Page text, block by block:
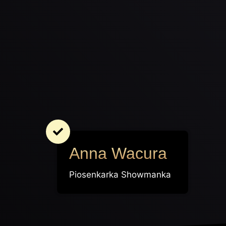
Anna Wacura
Piosenkarka Showmanka